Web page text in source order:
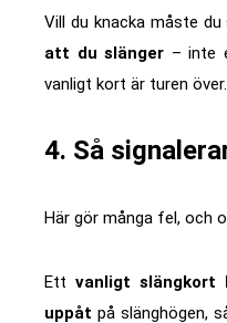
Vill du knacka måste du
att du slänger – inte
vanligt kort är turen över.
4. Så
Här gör många fel, och
Ett vanligt slängkort
uppåt på slänghögen,